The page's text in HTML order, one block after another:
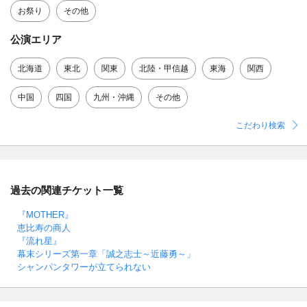
お祭り その他
公演エリア
北海道 東北 関東 北陸・甲信越 東海 関西
中国 四国 九州・沖縄 その他
こだわり検索
過去の関連チケット一覧
『MOTHER』
恵比寿の商人
『流れ星』
幕末シリーズ第一章「誠之志士～近藤勇～」
シャンパンタワーが立てられない